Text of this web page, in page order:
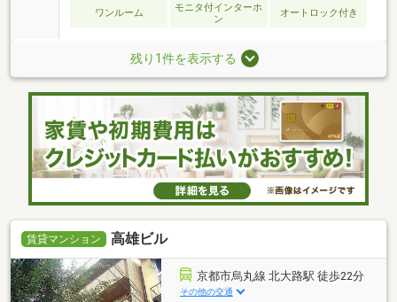
ワンルーム
モニタ付インターホ
ン
オートロック付き
残り1件を表示する
賃貸マンション 高雄ビル
京都市烏丸線 北大路駅 徒歩22分
その他の交通